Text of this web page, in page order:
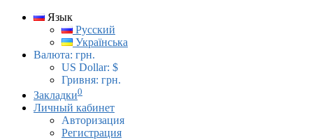
Язык
Русский
Українська
Валюта: грн.
US Dollar: $
Гривня: грн.
Закладки0
Личный кабинет
Авторизация
Регистрация